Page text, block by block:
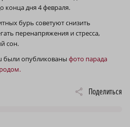
конца дня 4 февраля.
бурь советуют снизить
перенапряжения и стресса,
сон.
были опубликованы фото парада
Поделиться